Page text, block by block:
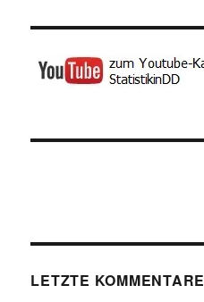
LETZTE KOMMENTARE